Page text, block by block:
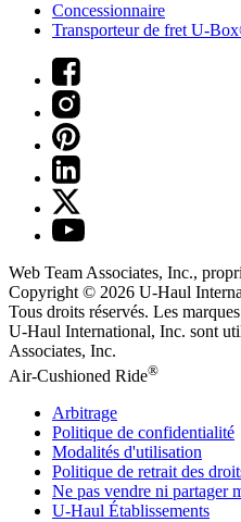
Concessionnaire
Transporteur de fret U-
Web Team Associates, Inc.,
Copyright © 2026 U-Haul
Tous droits réservés. Les
U-Haul International, Inc. sont
Associates, Inc.
Air-Cushioned Ride®
Arbitrage
Politique de confidentialité
Modalités d'utilisation
Politique de retrait des
Ne pas vendre ni partager
U-Haul Établissements